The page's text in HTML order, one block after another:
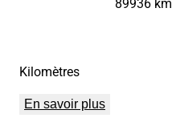
Kilomètres
En savoir plus